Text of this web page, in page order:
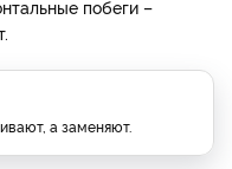
побеги –
а заменяют.